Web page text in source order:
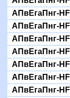
АПвЕгаПнг-
АПвЕгаПнг-
АПвЕгаПнг-
АПвЕгаПнг-
АПвЕгаПнг-
АПвЕгаПнг-
АПвЕгаПнг-